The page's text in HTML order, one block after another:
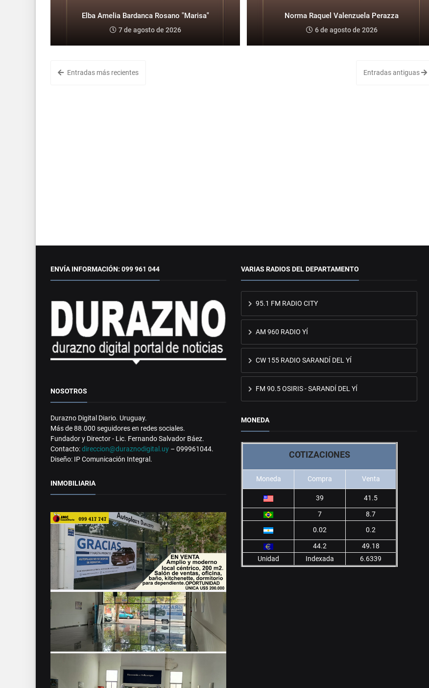
Elba Amelia Bardanca Rosano "Marisa"
7 de agosto de 2026
Norma Raquel Valenzuela Perazza
6 de agosto de 2026
Entradas más recientes Entradas antiguas
ENVÍA INFORMACIÓN: 099 961 044
NOSOTROS
Durazno Digital Diario. Uruguay.
Más de 88.000 seguidores en redes sociales.
Fundador y Director - Lic. Fernando Salvador Báez.
Contacto:direccion@duraznodigital.uy – 099961044.
Diseño: IP Comunicación Integral.
INMOBILIARIA
VARIAS RADIOS DEL DEPARTAMENTO
95.1 FM RADIO CITY
AM 960 RADIO YÍ
CW 155 RADIO SARANDÍ DEL YÍ
FM 90.5 OSIRIS - SARANDÍ DEL YÍ
MONEDA
COTIZACIONES
Moneda Compra Venta
39 41.5
7
8.7
0.02
0.2
44.2
49.18
Unidad
Indexada 6.6339